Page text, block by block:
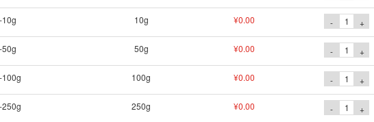
10g ¥0.00 - +
50g ¥0.00 - +
100g ¥0.00 - +
250g ¥0.00 - +